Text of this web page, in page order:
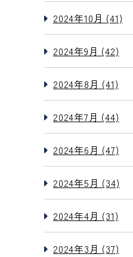
2024年10月 (41)
2024年9月 (42)
2024年8月 (41)
2024年7月 (44)
2024年6月 (47)
2024年5月 (34)
2024年4月 (31)
2024年3月 (37)